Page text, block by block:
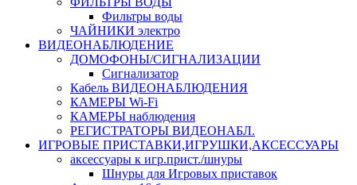
Фильтры воды
ЧАЙНИКИ электро
ВИДЕОНАБЛЮДЕНИЕ
ДОМОФОНЫ/СИГНАЛИЗАЦИИ
Сигнализатор
Кабель ВИДЕОНАБЛЮДЕНИЯ
КАМЕРЫ Wi-Fi
КАМЕРЫ наблюдения
РЕГИСТРАТОРЫ ВИДЕОНАБЛ.
ИГРОВЫЕ ПРИСТАВКИ,ИГРУШКИ,АКСЕССУАРЫ
аксесcуары к игр.прист./шнуры
Шнуры для Игровых приставок